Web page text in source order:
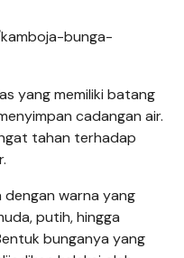
bunga-
yang memiliki batang
cadangan air.
tahan terhadap
dengan warna yang
putih, hingga
bunganya yang